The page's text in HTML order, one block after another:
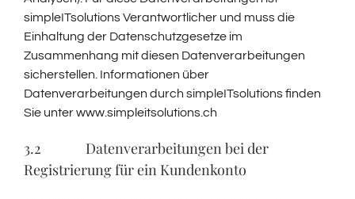
simpleITsolutions Verantwortlicher und muss die
Einhaltung der Datenschutzgesetze im
Zusammenhang mit diesen Datenverarbeitungen
sicherstellen. Informationen über
Datenverarbeitungen durch simpleITsolutions finden
Sie unter www.simpleitsolutions.ch
3.2 Datenverarbeitungen bei der
Registrierung für ein Kundenkonto